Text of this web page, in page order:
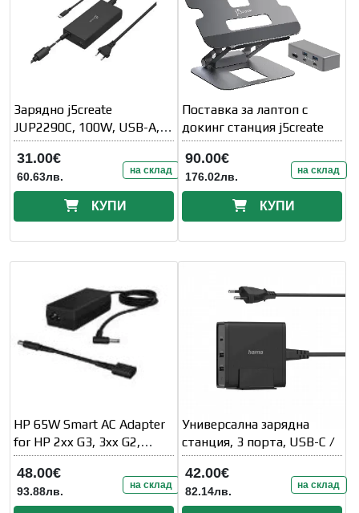
Зарядно j5create
JUP2290C, 100W, USB-A,
USB-C
31.00€
60.63лв. на склад
КУПИ
Поставка за лаптоп с
докинг станция j5create
90.00€
176.02лв. на склад
КУПИ
HP 65W Smart AC Adapter
for HP 2xx G3, 3xx G2,
ProBook 6xx
48.00€
93.88лв. на склад
Универсална зарядна
станция, 3 порта, USB-C /
42.00€
82.14лв. на склад